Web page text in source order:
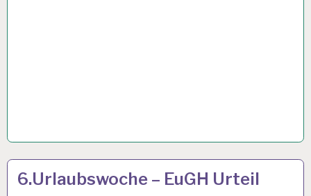
12-
STUNDEN-
6.Urlaubswoche – EuGH Urteil
13 MÄRZ 2019